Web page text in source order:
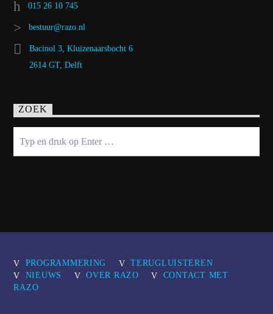
015 26 10 745
bestuur@razo.nl
Bacinol 3, Kluizenaarsbocht 6
2614 GT, Delft
ZOEK
PROGRAMMERING
TERUGLUISTEREN
NIEUWS
OVER RAZO
CONTACT MET
RAZO